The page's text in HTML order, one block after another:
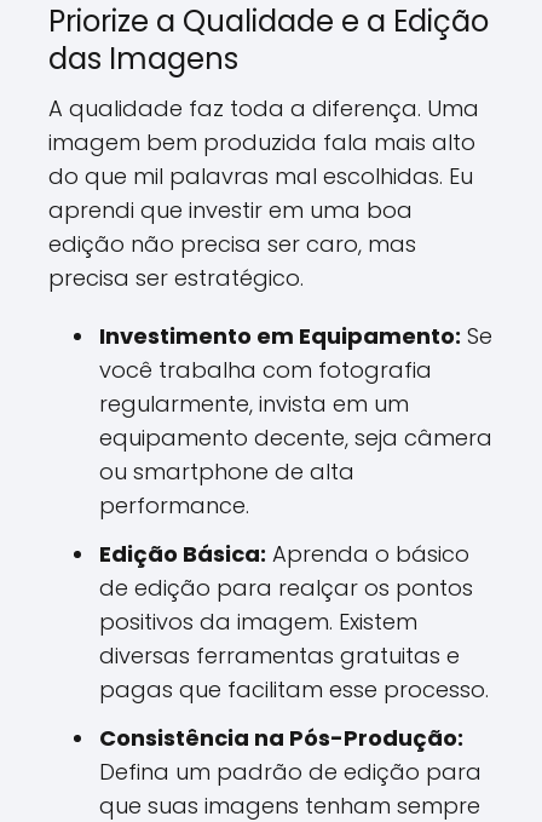
Priorize a Qualidade e a Edição
das Imagens
A qualidade faz toda a diferença. Uma
imagem bem produzida fala mais alto
do que mil palavras mal escolhidas. Eu
aprendi que investir em uma boa
edição não precisa ser caro, mas
precisa ser estratégico.
Investimento em Equipamento: Se
você trabalha com fotografia
regularmente, invista em um
equipamento decente, seja câmera
ou smartphone de alta
performance.
Edição Básica: Aprenda o básico
de edição para realçar os pontos
positivos da imagem. Existem
diversas ferramentas gratuitas e
pagas que facilitam esse processo.
Consistência na Pós-Produção:
Defina um padrão de edição para
que suas imagens tenham sempre